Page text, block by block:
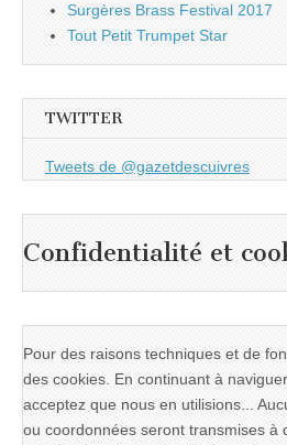
Surgères Brass Festival 2017
Tout Petit Trumpet Star
TWITTER
Tweets de @gazetdescuivres
Confidentialité et
Pour des raisons techniques et de
des cookies. En continuant à
acceptez que nous en utilisions...
ou coordonnées seront transmises à